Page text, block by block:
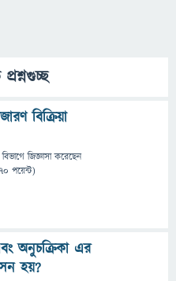
বিক্রিয়া
জিজ্ঞাসাকরেছেন
পয়েন্ট)
অনুচক্রিকা এর
হয়?